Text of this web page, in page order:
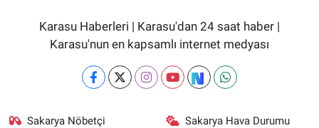
Karasu Haberleri | Karasu'dan 24 saat haber |
Karasu'nun en kapsamlı internet medyası
Sakarya Nöbetçi
Sakarya Hava Durumu